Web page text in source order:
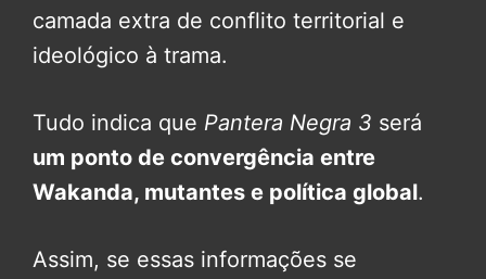
camada extra de conflito territorial e
ideológico à trama.
Tudo indica que Pantera Negra 3 será
um ponto de convergência entre
Wakanda, mutantes e política global.
Assim, se essas informações se